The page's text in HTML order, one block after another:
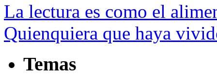
La lectura es como el
Quienquiera que haya
Temas